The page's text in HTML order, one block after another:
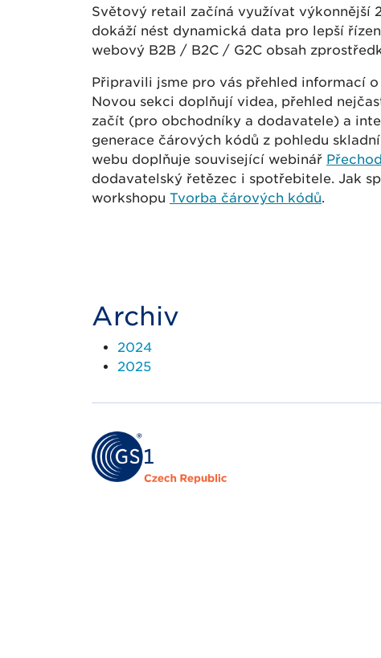
Světový retail začíná využívat výkonnější
dokáží nést dynamická data pro lepší
webový B2B / B2C / G2C obsah
Připravili jsme pro vás přehled informací
Novou sekci doplňují videa, přehled
začít (pro obchodníky a dodavatele) a
generace čárových kódů z pohledu
webu doplňuje související webinář
dodavatelský řetězec i spotřebitele. Jak
workshopu Tvorba čárových kódů.
Archiv
2024
2025